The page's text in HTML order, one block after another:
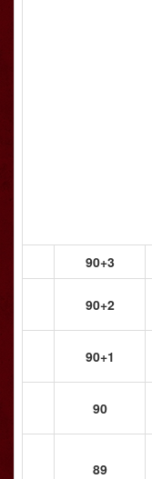
90+3
90+2
90+1
90
89